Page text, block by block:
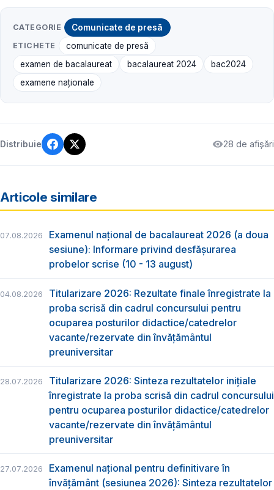
CATEGORIE Comunicate de presă
ETICHETE
comunicate de presă
examen de bacalaureat
bacalaureat 2024
bac2024
examene naţionale
Distribuie 28 de afișări
Articole similare
07.08.2026
Examenul național de bacalaureat 2026 (a doua
sesiune): Informare privind desfășurarea
probelor scrise (10 - 13 august)
04.08.2026
Titularizare 2026: Rezultate finale înregistrate la
proba scrisă din cadrul concursului pentru
ocuparea posturilor didactice/catedrelor
vacante/rezervate din învăţământul
preuniversitar
28.07.2026
Titularizare 2026: Sinteza rezultatelor inițiale
înregistrate la proba scrisă din cadrul concursului
pentru ocuparea posturilor didactice/catedrelor
vacante/rezervate din învăţământul
preuniversitar
27.07.2026
Examenul național pentru definitivare în
învățământ (sesiunea 2026): Sinteza rezultatelor